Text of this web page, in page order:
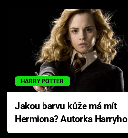
HARRY POTTER
Jakou barvu kůže má mít
Hermiona? Autorka Harryho
Pottera přišla s ráznou